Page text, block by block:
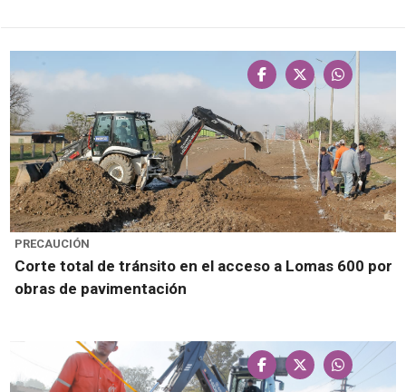
PRECAUCIÓN
Corte total de tránsito en el acceso a Lomas 600 por
obras de pavimentación